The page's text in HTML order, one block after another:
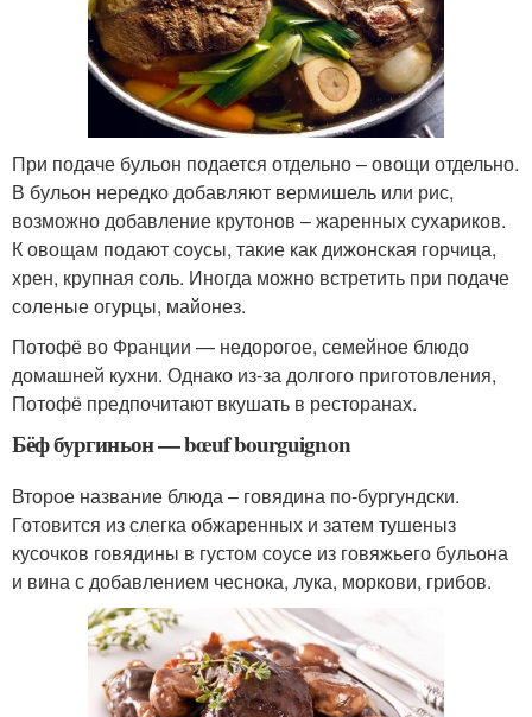
При подаче бульон подается отдельно – овощи отдельно.
В бульон нередко добавляют вермишель или рис,
возможно добавление крутонов – жаренных сухариков.
К овощам подают соусы, такие как дижонская горчица,
хрен, крупная соль. Иногда можно встретить при подаче
соленые огурцы, майонез.
Потофё во Франции — недорогое, семейное блюдо
домашней кухни. Однако из-за долгого приготовления,
Потофё предпочитают вкушать в ресторанах.
Бёф бургиньон — bœuf bourguignon
Второе название блюда – говядина по-бургундски.
Готовится из слегка обжаренных и затем тушеныз
кусочков говядины в густом соусе из говяжьего бульона
и вина с добавлением чеснока, лука, моркови, грибов.